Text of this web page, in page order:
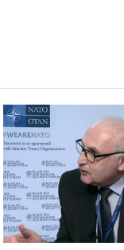
გადახედვა